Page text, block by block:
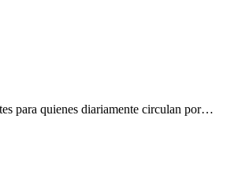
para quienes diariamente circulan por…